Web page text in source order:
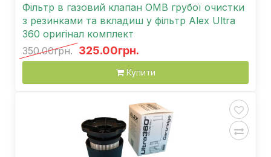
Фільтр в газовий клапан OMB грубої очистки
з резинками та вкладиш у фільтр Alex Ultra
360 оригінал комплект
350.00грн. 325.00грн.
Купити